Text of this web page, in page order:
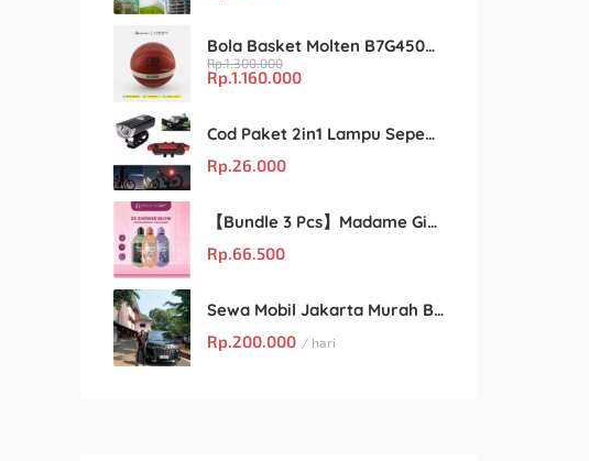
Bola Basket Molten B7G4500 Size 7 – Resmi FIBA & IBL
Rp.1.300.000
Rp.1.160.000
Cod Paket 2in1 Lampu Sepeda Led Light Depan Dan Belakang Rechargeable
Rp.26.000
【Bundle 3 Pcs】Madame Gie Shower Glow – Solusi Perawatan Kulit dalam Satu Paket!
Rp.66.500
Sewa Mobil Jakarta Murah Buka 24 Jam : Kian Rental
Rp.200.000 / hari